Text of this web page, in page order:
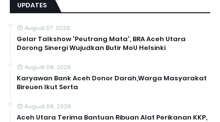
UPDATES
August 07, 2026
Gelar Talkshow 'Peutrang Mata', BRA Aceh Utara
Dorong Sinergi Wujudkan Butir MoU Helsinki
August 06, 2026
Karyawan Bank Aceh Donor Darah,Warga Masyarakat
Bireuen Ikut Serta
August 06, 2026
Aceh Utara Terima Bantuan Ribuan Alat Perikanan KKP,